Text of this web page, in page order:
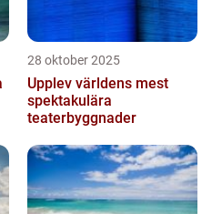
28 oktober 2025
Upplev världens mest
spektakulära
teaterbyggnader